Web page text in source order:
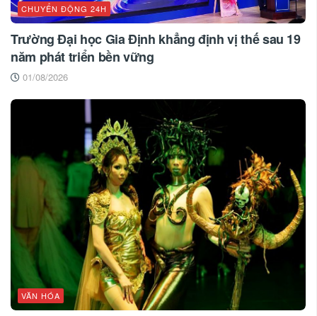
CHUYỂN ĐỘNG 24H
Trường Đại học Gia Định khẳng định vị thế sau 19
năm phát triển bền vững
01/08/2026
VĂN HÓA